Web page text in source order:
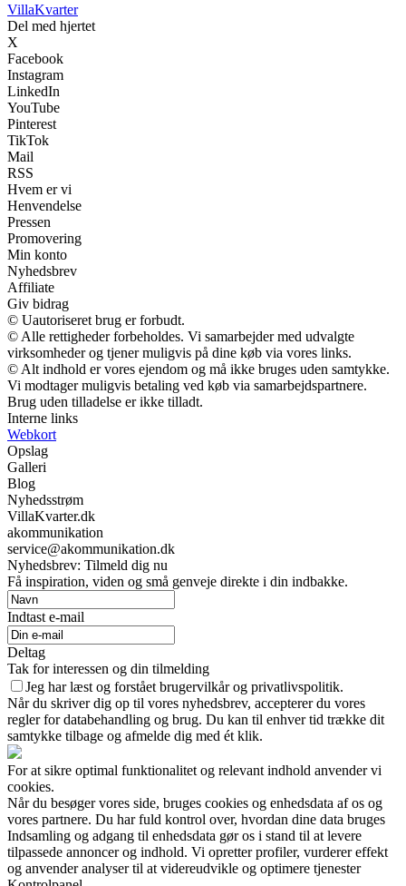
VillaKvarter
Del med hjertet
X
Facebook
Instagram
LinkedIn
YouTube
Pinterest
TikTok
Mail
RSS
Hvem er vi
Henvendelse
Pressen
Promovering
Min konto
Nyhedsbrev
Affiliate
Giv bidrag
© Uautoriseret brug er forbudt.
© Alle rettigheder forbeholdes. Vi samarbejder med udvalgte
virksomheder og tjener muligvis på dine køb via vores links.
© Alt indhold er vores ejendom og må ikke bruges uden samtykke.
Vi modtager muligvis betaling ved køb via samarbejdspartnere.
Brug uden tilladelse er ikke tilladt.
Interne links
Webkort
Opslag
Galleri
Blog
Nyhedsstrøm
VillaKvarter.dk
akommunikation
service@akommunikation.dk
Nyhedsbrev: Tilmeld dig nu
Få inspiration, viden og små genveje direkte i din indbakke.
Indtast e-mail
Deltag
Tak for interessen og din tilmelding
Jeg har læst og forstået brugervilkår og privatlivspolitik.
Når du skriver dig op til vores nyhedsbrev, accepterer du vores
regler for databehandling og brug. Du kan til enhver tid trække dit
samtykke tilbage og afmelde dig med ét klik.
For at sikre optimal funktionalitet og relevant indhold anvender vi
cookies.
Når du besøger vores side, bruges cookies og enhedsdata af os og
vores partnere. Du har fuld kontrol over, hvordan dine data bruges
Indsamling og adgang til enhedsdata gør os i stand til at levere
tilpassede annoncer og indhold. Vi opretter profiler, vurderer effekt
og anvender analyser til at videreudvikle og optimere tjenester